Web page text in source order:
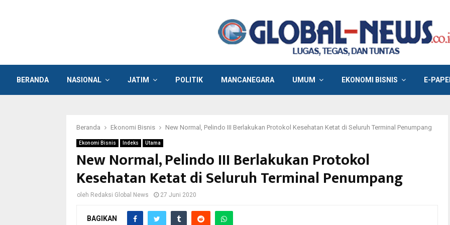
BERANDA NASIONAL JATIM POLITIK MANCANEGARA UMUM EKONOMI BISNIS E-
Beranda Ekonomi Bisnis New Normal, Pelindo III Berlakukan Protokol Kesehatan Ketat di Seluruh Terminal Penumpang
Ekonomi Bisnis Indeks Utama
New Normal, Pelindo III Berlakukan Protokol
Kesehatan Ketat di Seluruh Terminal Penumpang
oleh Redaksi Global News 27 Juni 2020
BAGIKAN
Pelindo III menyiapkan skema baru pelayanan untuk memastikan seluruh kegiatan pelabuhan khususnya terminal